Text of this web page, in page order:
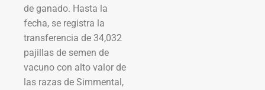
de ganado. Hasta la
fecha, se registra la
transferencia de 34,032
pajillas de semen de
vacuno con alto valor de
las razas de Simmental,